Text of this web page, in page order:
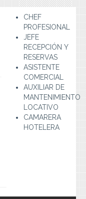
CHEF
PROFESIONAL
JEFE
RECEPCIÓN Y
RESERVAS
ASISTENTE
COMERCIAL
AUXILIAR DE
MANTENIMIENTO
LOCATIVO
CAMARERA
HOTELERA